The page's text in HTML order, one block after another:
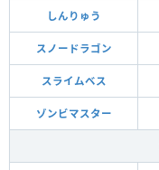
しんりゅう
スノードラゴン
スライムベス
ゾンビマスター